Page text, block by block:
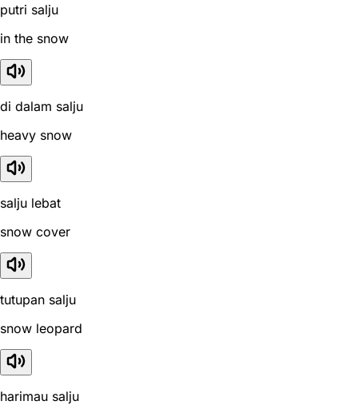
putri salju
in the snow
di dalam salju
heavy snow
salju lebat
snow cover
tutupan salju
snow leopard
harimau salju